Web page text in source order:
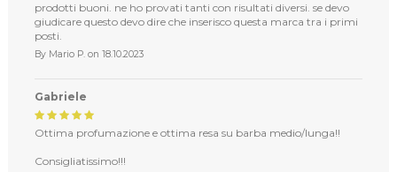
prodotti buoni. ne ho provati tanti con risultati diversi. se devo
giudicare questo devo dire che inserisco questa marca tra i primi
posti.
By Mario P.on 18.10.2023
Gabriele
Ottima profumazione e ottima resa su barba medio/lunga!!
Consigliatissimo!!!